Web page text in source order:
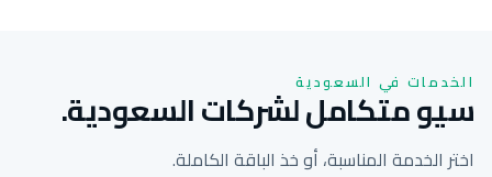
الخدمات في السعودية
سيو متكامل لشركات السعودية.
اختر الخدمة المناسبة، أو خذ الباقة الكاملة.